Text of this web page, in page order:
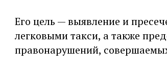
Его цель — выявление и
легковыми такси, а также
правонарушений,